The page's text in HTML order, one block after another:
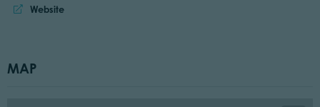
Website:
Website
MAP